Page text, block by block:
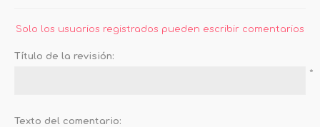
Solo los usuarios registrados pueden escribir comentarios
Título de la revisión:
*
Texto del comentario: